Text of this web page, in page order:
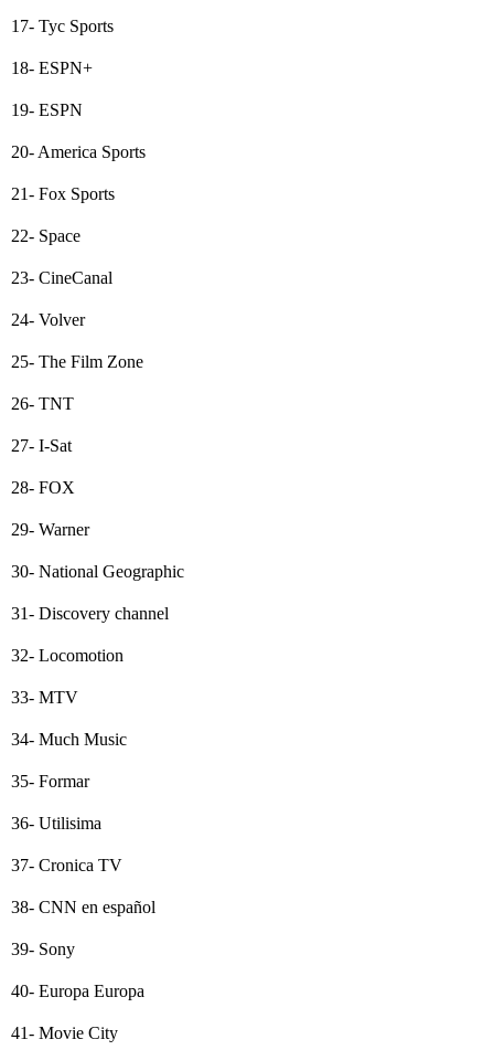
17- Tyc Sports
18- ESPN+
19- ESPN
20- America Sports
21- Fox Sports
22- Space
23- CineCanal
24- Volver
25- The Film Zone
26- TNT
27- I-Sat
28- FOX
29- Warner
30- National Geographic
31- Discovery channel
32- Locomotion
33- MTV
34- Much Music
35- Formar
36- Utilisima
37- Cronica TV
38- CNN en español
39- Sony
40- Europa Europa
41- Movie City